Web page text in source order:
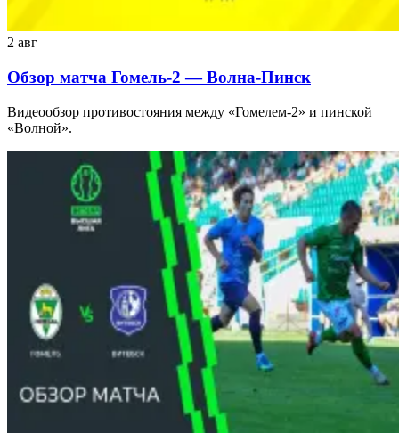
2 авг
Обзор матча Гомель-2 — Волна-Пинск
Видеообзор противостояния между «Гомелем-2» и пинской
«Волной».